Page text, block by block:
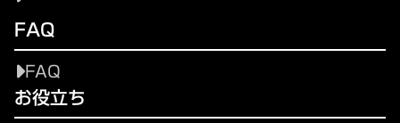
FAQ
FAQ
お役立ち